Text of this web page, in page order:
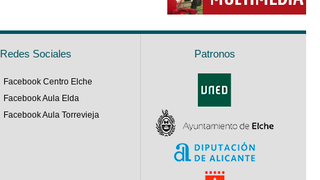
Redes Sociales
Facebook Centro Elche
Facebook Aula Elda
Facebook Aula Torrevieja
Patronos